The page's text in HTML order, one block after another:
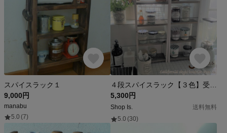
スパイスラック１
9,000円
manabu
5.0 (7)
5,300円
Shop Is.
送料無料
5.0 (30)